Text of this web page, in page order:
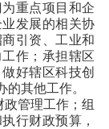
重点项目和企
发展的相关协
引资、工业和
作；承担辖区
好辖区科技创
其他工作。
管理工作；组
行财政预算，